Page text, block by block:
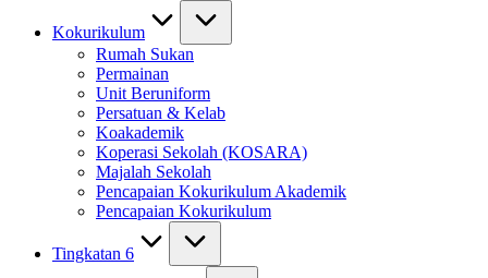
Kokurikulum
Rumah Sukan
Permainan
Unit Beruniform
Persatuan & Kelab
Koakademik
Koperasi Sekolah (KOSARA)
Majalah Sekolah
Pencapaian Kokurikulum Akademik
Pencapaian Kokurikulum
Tingkatan 6